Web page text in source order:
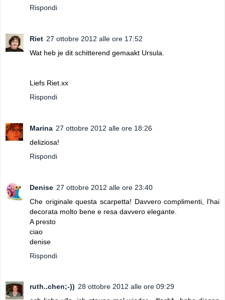
Rispondi
Riet 27 ottobre 2012 alle ore 17:52
Wat heb je dit schitterend gemaakt Ursula.
Liefs Riet.xx
Rispondi
Marina 27 ottobre 2012 alle ore 18:26
deliziosa!
Rispondi
Denise 27 ottobre 2012 alle ore 23:40
Che originale questa scarpetta! Davvero complimenti, l'hai
decorata molto bene e resa davvero elegante.
A presto
ciao
denise
Rispondi
ruth..chen;-)) 28 ottobre 2012 alle ore 09:29